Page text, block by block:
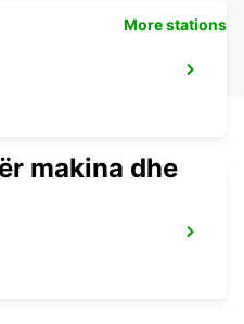
More stations
makina dhe